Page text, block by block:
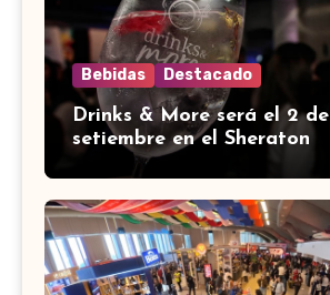
Bebidas Destacado
Drinks & More será el 2 de
setiembre en el Sheraton